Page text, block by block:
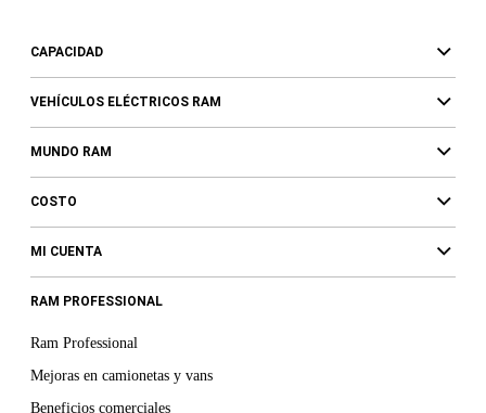
CAPACIDAD
VEHÍCULOS ELÉCTRICOS RAM
MUNDO RAM
COSTO
MI CUENTA
RAM PROFESSIONAL
Ram Professional
Mejoras en camionetas y vans
Beneficios comerciales